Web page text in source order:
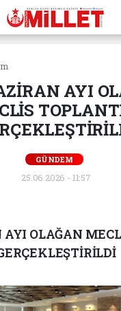
AYI
GÜNDEM
25.06.2026 - 11:57
OLAĞAN